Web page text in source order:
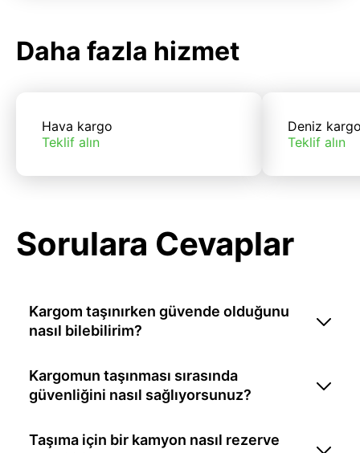
Daha fazla hizmet
Hava kargo
Teklif alın
Deniz
Teklif alın
Sorulara Cevaplar
Kargom taşınırken güvende olduğunu
nasıl bilebilirim?
Kargomun taşınması sırasında
güvenliğini nasıl sağlıyorsunuz?
Taşıma için bir kamyon nasıl rezerve